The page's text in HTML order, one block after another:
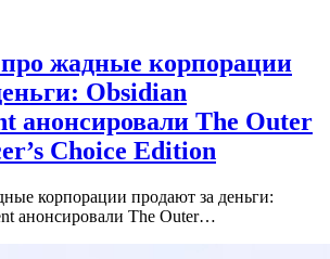
жадные корпорации
Obsidian
анонсировали The Outer
Choice Edition
корпорации продают за деньги:
анонсировали The Outer…